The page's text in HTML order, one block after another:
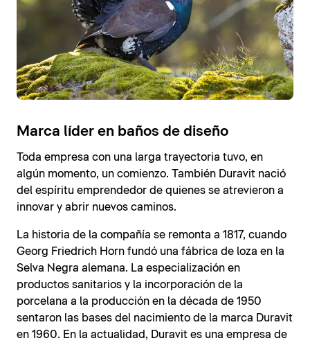
Marca líder en baños de diseño
Toda empresa con una larga trayectoria tuvo, en
algún momento, un comienzo. También Duravit nació
del espíritu emprendedor de quienes se atrevieron a
innovar y abrir nuevos caminos.
La historia de la compañía se remonta a 1817, cuando
Georg Friedrich Horn fundó una fábrica de loza en la
Selva Negra alemana. La especialización en
productos sanitarios y la incorporación de la
porcelana a la producción en la década de 1950
sentaron las bases del nacimiento de la marca Duravit
en 1960. En la actualidad, Duravit es una empresa de